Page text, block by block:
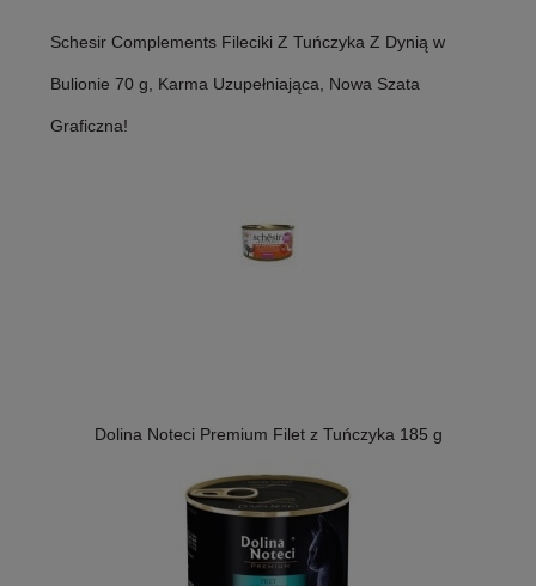
Schesir Complements Fileciki Z Tuńczyka Z Dynią w
Bulionie 70 g, Karma Uzupełniająca, Nowa Szata
Graficzna!
Dolina Noteci Premium Filet z Tuńczyka 185 g